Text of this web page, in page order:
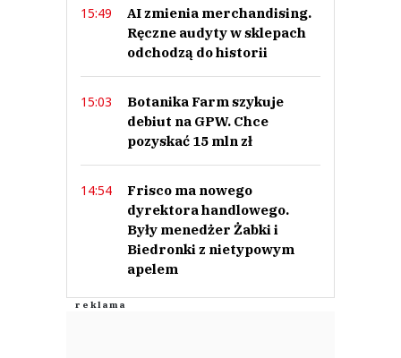
15:49
AI zmienia merchandising.
Ręczne audyty w sklepach
odchodzą do historii
15:03
Botanika Farm szykuje
debiut na GPW. Chce
pozyskać 15 mln zł
14:54
Frisco ma nowego
dyrektora handlowego.
Były menedżer Żabki i
Biedronki z nietypowym
apelem